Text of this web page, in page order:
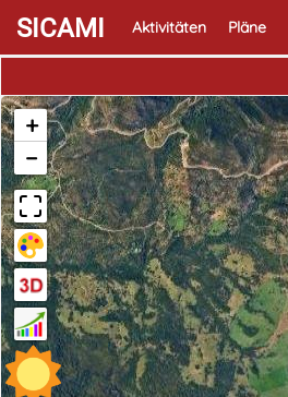
SICAMI Aktivitäten Pläne
+
−